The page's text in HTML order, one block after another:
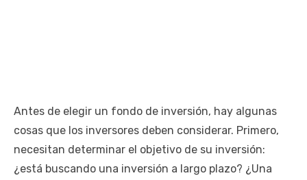
Antes de elegir un fondo de inversión, hay algunas
cosas que los inversores deben considerar. Primero,
necesitan determinar el objetivo de su inversión:
¿está buscando una inversión a largo plazo? ¿Una